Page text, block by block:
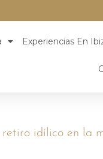
Experiencias En
retiro idílico en la